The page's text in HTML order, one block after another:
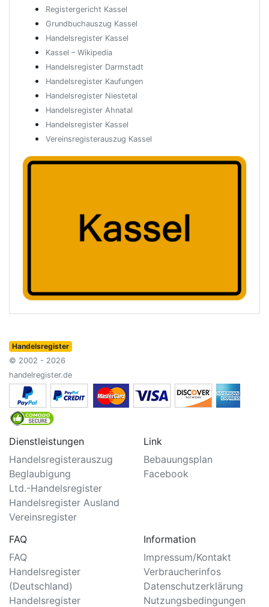
Registergericht Kassel
Grundbuchauszug Kassel
Handelsregister Kassel
Kassel – Wikipedia
Handelsregister Darmstadt
Handelsregister Kaufungen
Handelsregister Niestetal
Handelsregister Ahnatal
Handelsregister Kassel
Vereinsregisterauszug Kassel
Handelsregister
© 2002 - 2026
handelregister.de
Dienstleistungen
Handelsregisterauszug
Beglaubigung
Ltd.-Handelsregister
Handelsregister Ausland
Vereinsregister
Link
Bebauungsplan
Facebook
FAQ
FAQ
Handelsregister
(Deutschland)
Handelsregister
Information
Impressum/Kontakt
Verbraucherinfos
Datenschutzerklärung
Nutzungsbedingungen